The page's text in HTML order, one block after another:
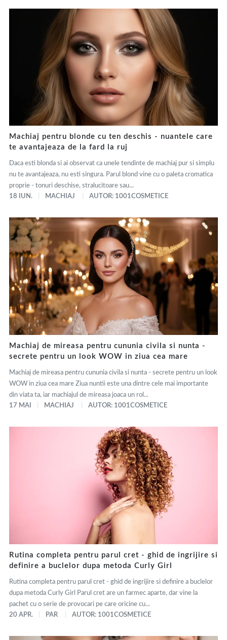
Machiaj pentru blonde cu ten deschis - nuantele care
te avantajeaza de la fard la ruj
Daca esti blonda si ai observat ca unele tendinte de machiaj pur si simplu
nu te avantajeaza, nu esti singura. Parul blond vine cu o paleta cromatica
proprie - tonuri deschise, stralucitoare sau...
18 IUN.
MACHIAJ AUTOR: 1001COSMETICE
Machiaj de mireasa pentru cununia civila si nunta -
secrete pentru un look WOW in ziua cea mare
Machiaj de mireasa pentru cununia civila si nunta - secrete pentru un look
WOW in ziua cea mare Ziua nuntii este una dintre cele mai importante
din viata ta, iar machiajul de mireasa joaca un rol...
17 MAI
MACHIAJ AUTOR: 1001COSMETICE
Rutina completa pentru parul cret - ghid de ingrijire si
definire a buclelor dupa metoda Curly Girl
Rutina completa pentru parul cret - ghid de ingrijire si definire a buclelor
dupa metoda Curly Girl Parul cret are un farmec aparte, dar vine la
pachet cu o serie de provocari pe care oricine cu...
20 APR.
PAR AUTOR: 1001COSMETICE